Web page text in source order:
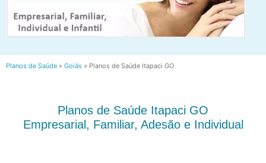
Planos de Saúde » Goiás » Planos de Saúde Itapaci GO
Planos de Saúde Itapaci GO
Empresarial, Familiar, Adesão e Individual